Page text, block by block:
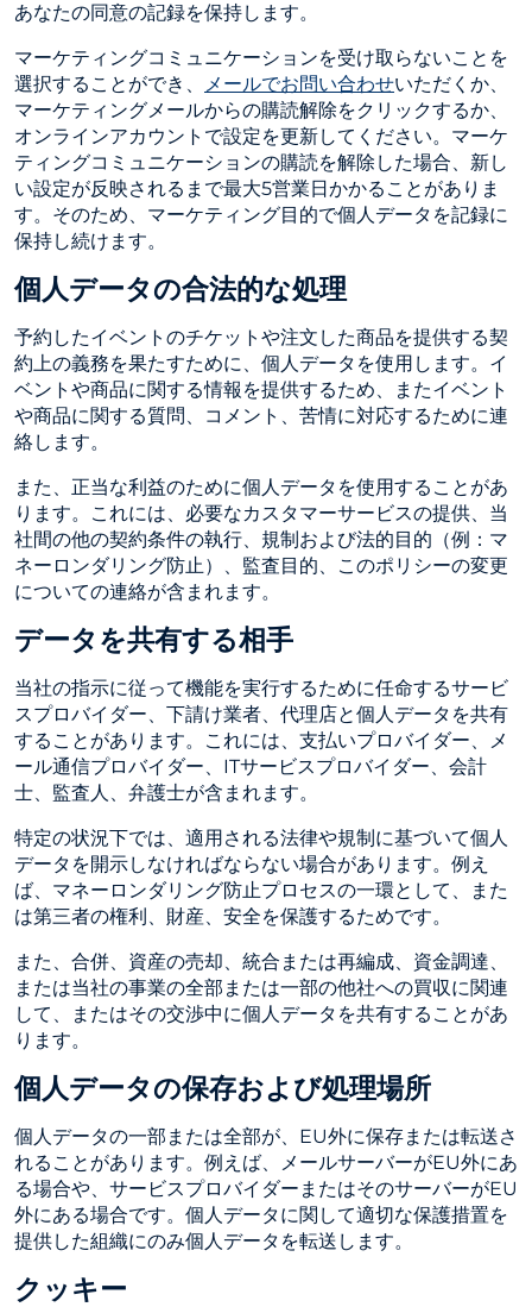
あなたの同意の記録を保持します。
マーケティングコミュニケーションを受け取らないことを
選択することができ、
メールでお問い合わせいただくか、
マーケティングメールからの購読解除をクリックするか、
オンラインアカウントで設定を更新してください。マーケ
ティングコミュニケーションの購読を解除した場合、新し
い設定が反映されるまで最大5営業日かかることがありま
す。そのため、マーケティング目的で個人データを記録に
保持し続けます。
個人データの合法的な処理
予約したイベントのチケットや注文した商品を提供する契
約上の義務を果たすために、個人データを使用します。イ
ベントや商品に関する情報を提供するため、またイベント
や商品に関する質問、コメント、苦情に対応するために連
絡します。
また、正当な利益のために個人データを使用することがあ
ります。これには、必要なカスタマーサービスの提供、当
社間の他の契約条件の執行、規制および法的目的（例：マ
ネーロンダリング防止）、監査目的、このポリシーの変更
についての連絡が含まれます。
データを共有する相手
当社の指示に従って機能を実行するために任命するサービ
スプロバイダー、下請け業者、代理店と個人データを共有
することがあります。これには、支払いプロバイダー、メ
ール通信プロバイダー、ITサービスプロバイダー、会計
士、監査人、弁護士が含まれます。
特定の状況下では、適用される法律や規制に基づいて個人
データを開示しなければならない場合があります。例え
ば、マネーロンダリング防止プロセスの一環として、また
は第三者の権利、財産、安全を保護するためです。
また、合併、資産の売却、統合または再編成、資金調達、
または当社の事業の全部または一部の他社への買収に関連
して、またはその交渉中に個人データを共有することがあ
ります。
個人データの保存および処理場所
個人データの一部または全部が、EU外に保存または転送さ
れることがあります。例えば、メールサーバーがEU外にあ
る場合や、サービスプロバイダーまたはそのサーバーがEU
外にある場合です。個人データに関して適切な保護措置を
提供した組織にのみ個人データを転送します。
クッキー